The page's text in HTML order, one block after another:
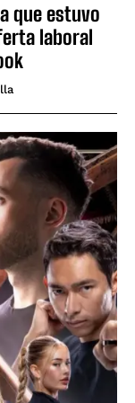
que estuvo
laboral